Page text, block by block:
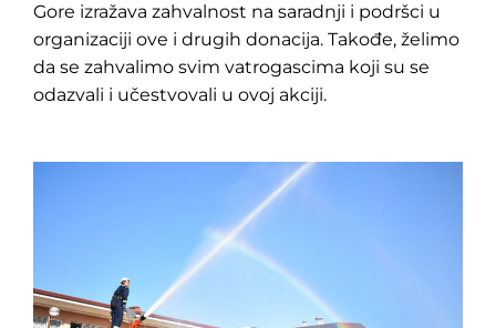
Gore izražava zahvalnost na saradnji i podršci u
organizaciji ove i drugih donacija. Takođe, želimo
da se zahvalimo svim vatrogascima koji su se
odazvali i učestvovali u ovoj akciji.